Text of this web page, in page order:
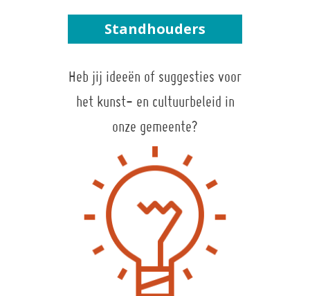
Standhouders
Heb jij ideeën of suggesties voor
het kunst- en cultuurbeleid in
onze gemeente?